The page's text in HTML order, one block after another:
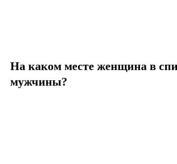
На каком месте женщина в
мужчины?